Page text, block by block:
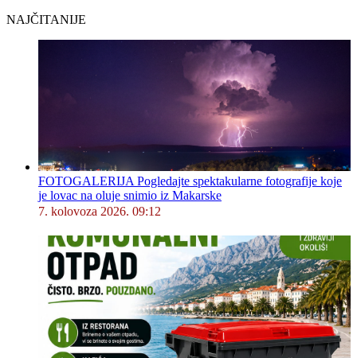
NAJČITANIJE
FOTOGALERIJA Pogledajte spektakularne fotografije koje
je lovac na oluje snimio iz Makarske
7. kolovoza 2026. 09:12